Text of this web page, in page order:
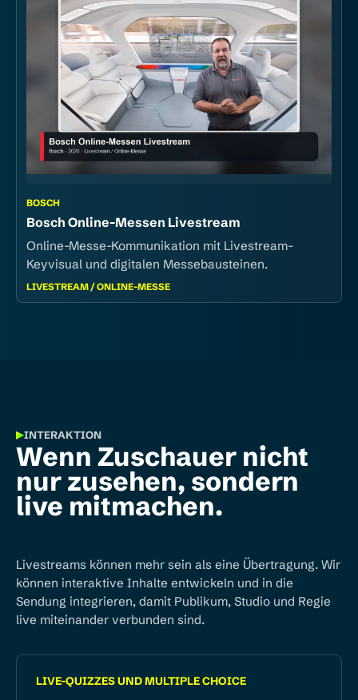
BOSCH
Bosch Online-Messen Livestream
Online-Messe-Kommunikation mit Livestream-
Keyvisual und digitalen Messebausteinen.
LIVESTREAM / ONLINE-MESSE
INTERAKTION
Wenn Zuschauer nicht
nur zusehen, sondern
live mitmachen.
Livestreams können mehr sein als eine Übertragung. Wir
können interaktive Inhalte entwickeln und in die
Sendung integrieren, damit Publikum, Studio und Regie
live miteinander verbunden sind.
LIVE-QUIZZES UND MULTIPLE CHOICE